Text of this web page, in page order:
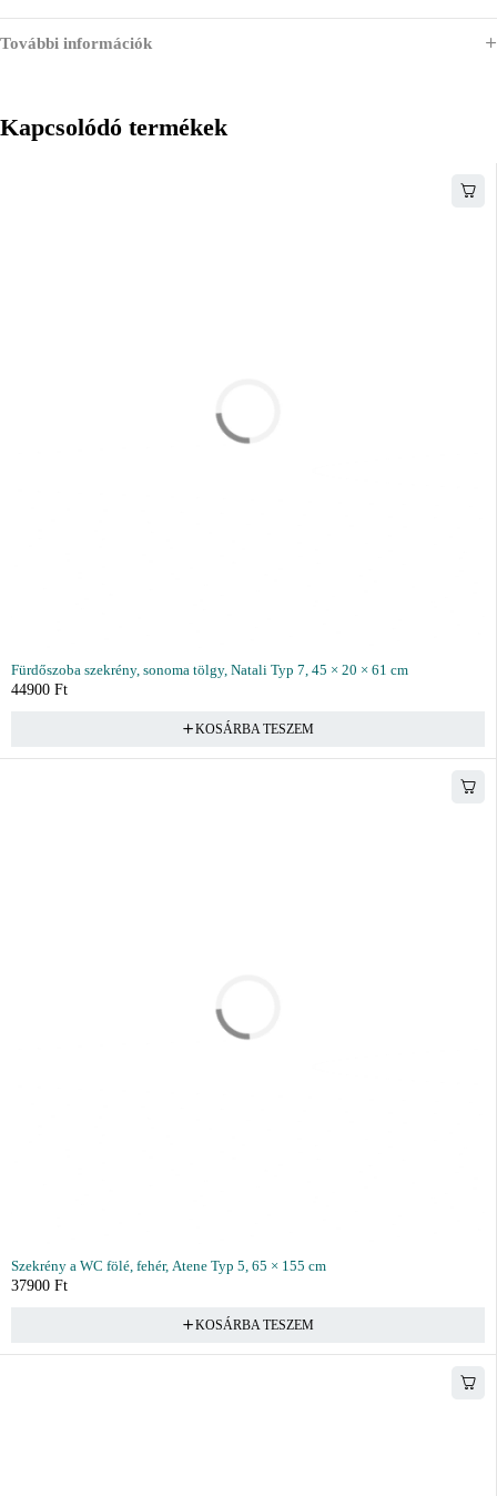
További információk
Kapcsolódó termékek
Fürdőszoba szekrény, sonoma tölgy, Natali Typ 7, 45 × 20 × 61 cm
44900 Ft
KOSÁRBA TESZEM
Szekrény a WC fölé, fehér, Atene Typ 5, 65 × 155 cm
37900 Ft
KOSÁRBA TESZEM